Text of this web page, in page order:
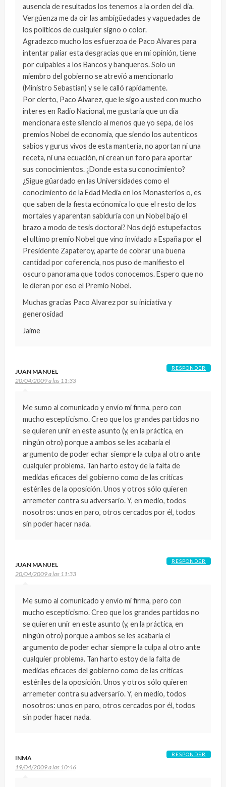
ausencia de resultados los tenemos a la orden del dia.
Vergúenza me da oir las ambigüedades y vaguedades de
los politicos de cualquier signo o color.
Agradezco mucho los esfuerzoa de Paco Alvares para
intentar paliar esta desgracias que en mi opinión, tiene
por culpables a los Bancos y banqueros. Solo un
miembro del gobierno se atrevió a mencionarlo
(Ministro Sebastian) y se le calló rapidamente.
Por cierto, Paco Alvarez, que le sigo a usted con mucho
interes en Radio Nacional, me gustaria que un dia
mencionara este silencio al menos que yo sepa, de los
premios Nobel de economia, que siendo los autenticos
sabios y gurus vivos de esta manteria, no aportan ni una
receta, ni una ecuación, ni crean un foro para aportar
sus conocimientos. ¿Donde esta su conocimiento?
¿Sigue güardado en las Universidades como el
conocimiento de la Edad Media en los Monasterios o, es
que saben de la fiesta ecónomica lo que el resto de los
mortales y aparentan sabiduria con un Nobel bajo el
brazo a modo de tesis doctoral? Nos dejó estupefactos
el ultimo premio Nobel que vino invidado a España por el
Presidente Zapateroy, aparte de cobrar una buena
cantidad por coferencia, nos puso de manifiesto el
oscuro panorama que todos conocemos. Espero que no
le dieran por eso el Premio Nobel.
Muchas gracias Paco Alvarez por su iniciativa y
generosidad
Jaime
JUAN MANUEL
20/04/2009 a las 11:33
Me sumo al comunicado y envío mi firma, pero con
mucho escepticismo. Creo que los grandes partidos no
se quieren unir en este asunto (y, en la práctica, en
ningún otro) porque a ambos se les acabaría el
argumento de poder echar siempre la culpa al otro ante
cualquier problema. Tan harto estoy de la falta de
medidas eficaces del gobierno como de las críticas
estériles de la oposición. Unos y otros sólo quieren
arremeter contra su adversario. Y, en medio, todos
nosotros: unos en paro, otros cercados por él, todos
sin poder hacer nada.
RESPONDER
JUAN MANUEL
20/04/2009 a las 11:33
Me sumo al comunicado y envío mi firma, pero con
mucho escepticismo. Creo que los grandes partidos no
se quieren unir en este asunto (y, en la práctica, en
ningún otro) porque a ambos se les acabaría el
argumento de poder echar siempre la culpa al otro ante
cualquier problema. Tan harto estoy de la falta de
medidas eficaces del gobierno como de las críticas
estériles de la oposición. Unos y otros sólo quieren
arremeter contra su adversario. Y, en medio, todos
nosotros: unos en paro, otros cercados por él, todos
sin poder hacer nada.
RESPONDER
INMA
19/04/2009 a las 10:46
RESPONDER